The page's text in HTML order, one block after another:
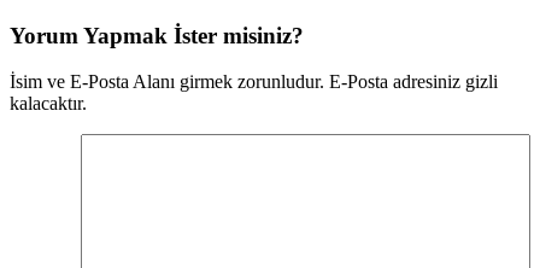
Yorum Yapmak İster misiniz?
İsim ve E-Posta Alanı girmek zorunludur. E-Posta adresiniz gizli
kalacaktır.